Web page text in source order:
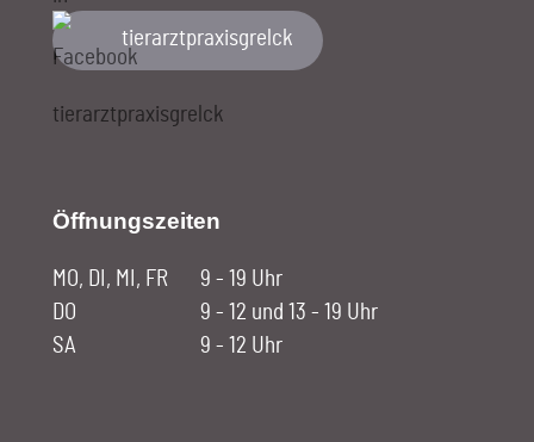
tierarztpraxisgrelck
Öffnungszeiten
MO, DI, MI, FR
9 - 19 Uhr
DO
9 - 12 und 13 - 19 Uhr
SA
9 - 12 Uhr